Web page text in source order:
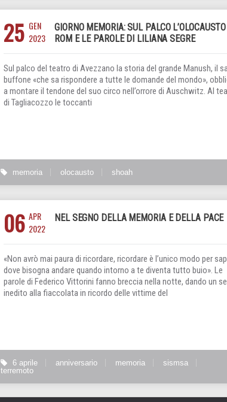
25 GEN
2023
GIORNO MEMORIA: SUL PALCO
ROM E LE PAROLE DI LILIANA SEGRE
Sul palco del teatro di Avezzano la storia del grande Manush, il
buffone «che sa rispondere a tutte le domande del mondo»,
a montare il tendone del suo circo nell’orrore di Auschwitz. Al
di Tagliacozzo le toccanti
memoria olocausto shoah
06 APR
2022
NEL SEGNO DELLA MEMORIA E DELLA PACE
«Non avrò mai paura di ricordare, ricordare è l’unico modo per
dove bisogna andare quando intorno a te diventa tutto buio». Le
parole di Federico Vittorini fanno breccia nella notte, dando un
inedito alla fiaccolata in ricordo delle vittime del
6 aprile anniversario memoria
sismsa
terremoto